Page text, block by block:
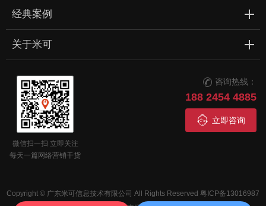
经典案例
关于米可
微信扫一扫 立即关注
每天一篇网络营销干货
 咨询热线：
188 2454 4885
 立即咨询
Copyright © 广东米可信息技术有限公司 All Rights Reserved 粤ICP备13016987